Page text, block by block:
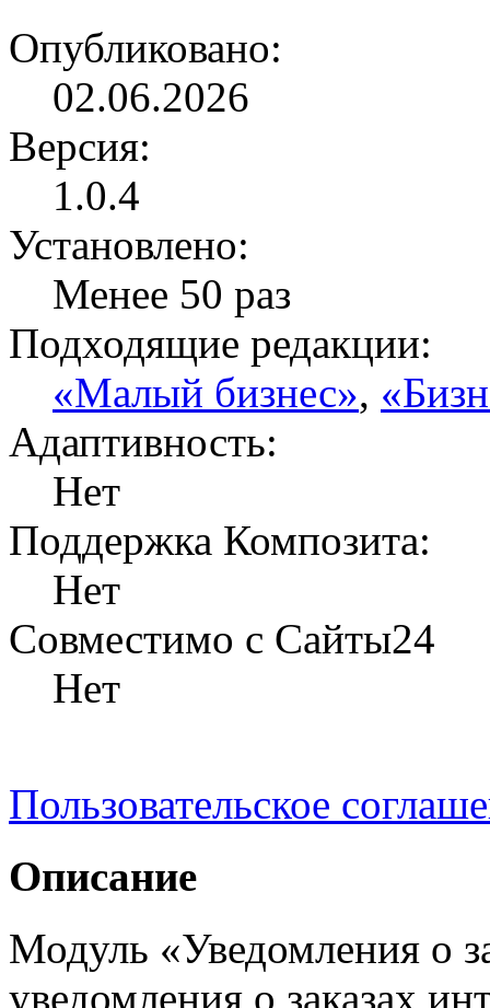
Опубликовано:
02.06.2026
Версия:
1.0.4
Установлено:
Менее 50 раз
Подходящие редакции:
«Малый бизнес»,
Адаптивность:
Нет
Поддержка Композита:
Нет
Совместимо с Сайты24
Нет
Пользовательское
Описание
Модуль «Уведомления о
уведомления о заказах